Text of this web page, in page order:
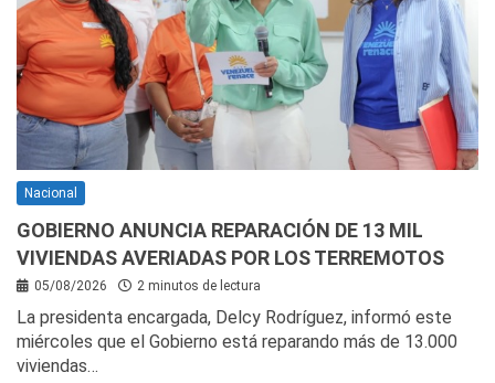
Nacional
GOBIERNO ANUNCIA REPARACIÓN DE 13 MIL
VIVIENDAS AVERIADAS POR LOS TERREMOTOS
05/08/2026 2 minutos de lectura
La presidenta encargada, Delcy Rodríguez, informó este
miércoles que el Gobierno está reparando más de 13.000
viviendas…